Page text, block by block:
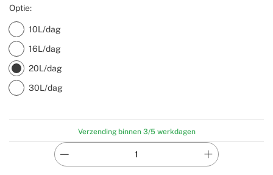
Optie:
10L/dag
16L/dag
20L/dag
30L/dag
Verzending binnen 3/5 werkdagen